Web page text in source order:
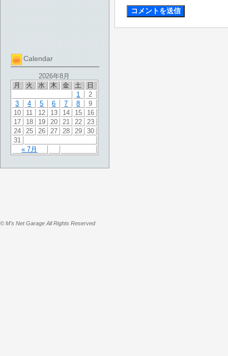
Calendar
2026年8月
月
火 水 木 金 土 日
« 7月
1
2
3
4 5 6 7 8
9
10
11 12 13 14 15
16
17
18 19 20 21 22
23
24
25 26 27 28 29
30
31
© M's Net Garage All Rights Reserved